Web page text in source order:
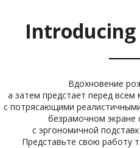
Introducing
Вдохновение
а затем предстает перед всем
с потрясающими
безрамочном экране
с эргономичной
Представьте свою работу